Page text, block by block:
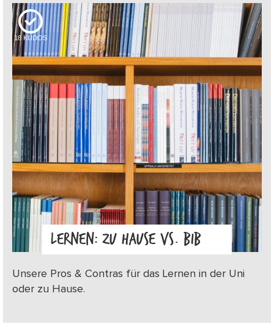
18 KUDOS
LERNEN: ZU HAUSE VS. BIB
Unsere Pros & Contras für das Lernen in der Uni
oder zu Hause.